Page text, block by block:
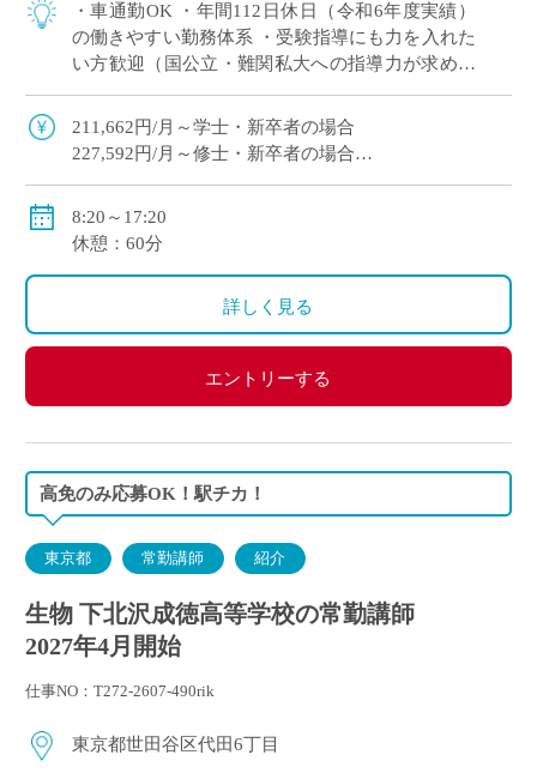
・車通勤OK ・年間112日休⽇（令和6年度実績）
の働きやすい勤務体系 ・受験指導にも力を入れた
い方歓迎（国公立・難関私大への指導力が求めら
211,662円/月～学士・新卒者の場合
227,592円/月～修士・新卒者の場合
●その他手当：扶養手当・職務手当・役職手当
●保険等：私学共済、労災保険、雇用保険
8:20～17:20
休憩：60分
詳しく見る
エントリーする
高免のみ応募OK！駅チカ！
東京都 常勤講師 紹介
生物 下北沢成徳高等学校の常勤講師
2027年4月開始
仕事NO：T272-2607-490rik
東京都世田谷区代田6丁目